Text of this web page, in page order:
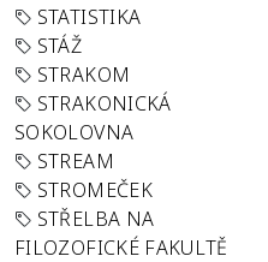
STATISTIKA
STÁŽ
STRAKOM
STRAKONICKÁ
SOKOLOVNA
STREAM
STROMEČEK
STŘELBA NA
FILOZOFICKÉ FAKULTĚ